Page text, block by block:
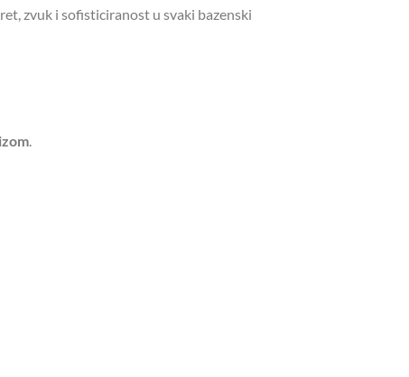
zvuk i sofisticiranost u svaki bazenski